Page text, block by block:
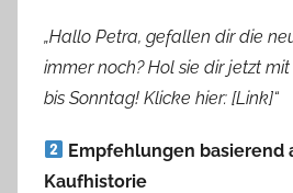
„Hallo Petra, gefallen dir die
immer noch? Hol sie dir jetzt
bis Sonntag! Klicke hier: [Link]“
Empfehlungen basierend
Kaufhistorie